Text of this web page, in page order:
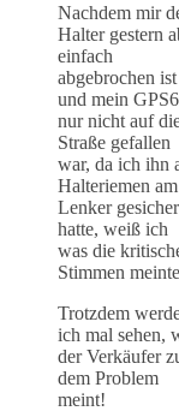
Nachdem mir
Halter gestern
einfach
abgebrochen ist
und mein
nur nicht auf
Straße gefallen
war, da ich ihn
Halteriemen am
Lenker
hatte, weiß ich
was die
Stimmen
Trotzdem
ich mal sehen,
der Verkäufer
dem Problem
meint!